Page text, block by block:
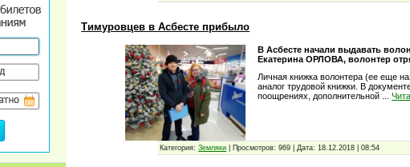
Тимуровцев в Асбесте прибыло
В Асбесте начали выдавать
Екатерина ОРЛОВА, волонтер
Личная книжка волонтера (ее еще
аналог трудовой книжки. В
поощрениях, дополнительной
...
Категория: Земляки Просмотров: 969 Дата: 18.12.2018 |08:54